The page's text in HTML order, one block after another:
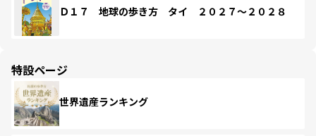
Ｄ１７ 地球の歩き方 タイ ２０２７～２０２８
特設ページ
世界遺産ランキング